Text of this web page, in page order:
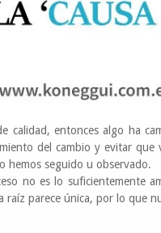
calidad, entonces algo ha
del cambio y evitar
hemos seguido u observado.
no es lo suficientemente
raíz parece única, por lo que